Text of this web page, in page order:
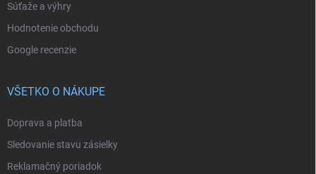
Súťaže a výhry
Hodnotenie obchodu
Google recenzie
VŠETKO O NÁKUPE
Doprava a platba
Sledovanie stavu zásielky
Reklamačný poriadok